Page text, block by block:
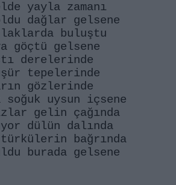
yayla zamanı
dağlar gelsene
buluştu
göçtü gelsene
derelerinde
tepelerinde
gözlerinde
soğuk uysun içsene
gelin çağında
dülün dalında
bağrında
burada gelsene